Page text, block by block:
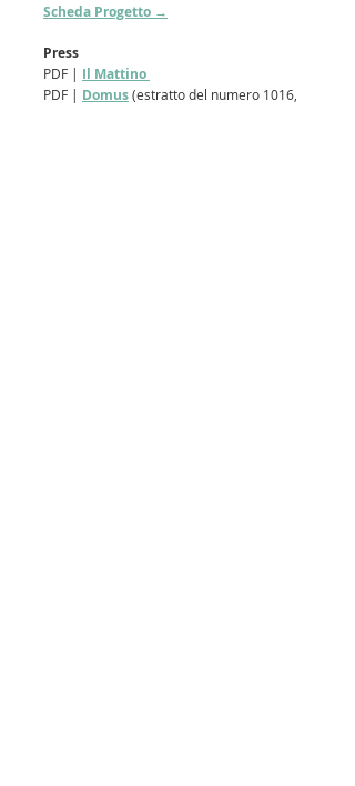
Scheda Progetto →
Press
PDF | Il Mattino
PDF | Domus (estratto del numero 1016,